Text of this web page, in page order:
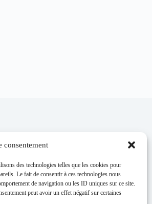
consentement
des technologies telles que les cookies pour
Le fait de consentir à ces technologies nous
de navigation ou les ID uniques sur ce site.
peut avoir un effet négatif sur certaines